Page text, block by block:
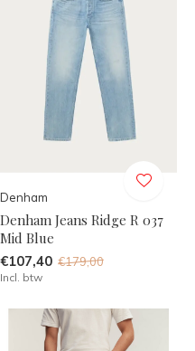
Denham
Denham Jeans Ridge R 037
Mid Blue
€107,40 €179,00
Incl. btw